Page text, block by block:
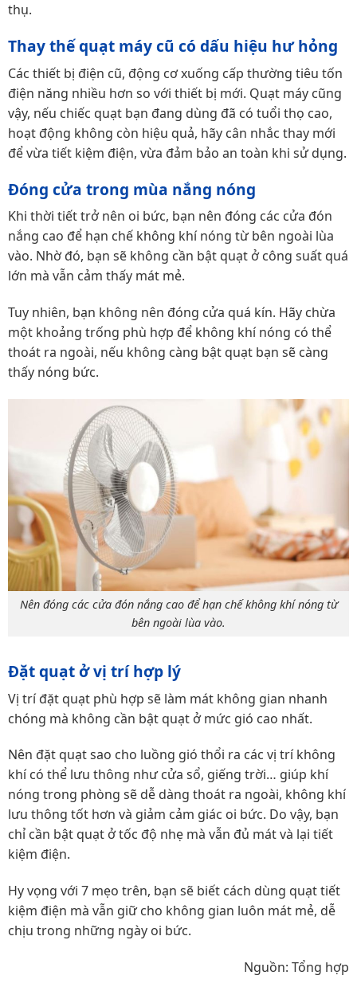
thụ.
Thay thế quạt máy cũ có dấu hiệu hư hỏng
Các thiết bị điện cũ, động cơ xuống cấp thường tiêu tốn
điện năng nhiều hơn so với thiết bị mới. Quạt máy cũng
vậy, nếu chiếc quạt bạn đang dùng đã có tuổi thọ cao,
hoạt động không còn hiệu quả, hãy cân nhắc thay mới
để vừa tiết kiệm điện, vừa đảm bảo an toàn khi sử dụng.
Đóng cửa trong mùa nắng nóng
Khi thời tiết trở nên oi bức, bạn nên đóng các cửa đón
nắng cao để hạn chế không khí nóng từ bên ngoài lùa
vào. Nhờ đó, bạn sẽ không cần bật quạt ở công suất quá
lớn mà vẫn cảm thấy mát mẻ.
Tuy nhiên, bạn không nên đóng cửa quá kín. Hãy chừa
một khoảng trống phù hợp để không khí nóng có thể
thoát ra ngoài, nếu không càng bật quạt bạn sẽ càng
thấy nóng bức.
Nên đóng các cửa đón nắng cao để hạn chế không khí nóng từ
bên ngoài lùa vào.
Đặt quạt ở vị trí hợp lý
Vị trí đặt quạt phù hợp sẽ làm mát không gian nhanh
chóng mà không cần bật quạt ở mức gió cao nhất.
Nên đặt quạt sao cho luồng gió thổi ra các vị trí không
khí có thể lưu thông như cửa sổ, giếng trời… giúp khí
nóng trong phòng sẽ dễ dàng thoát ra ngoài, không khí
lưu thông tốt hơn và giảm cảm giác oi bức. Do vậy, bạn
chỉ cần bật quạt ở tốc độ nhẹ mà vẫn đủ mát và lại tiết
kiệm điện.
Hy vọng với 7 mẹo trên, bạn sẽ biết cách dùng quạt tiết
kiệm điện mà vẫn giữ cho không gian luôn mát mẻ, dễ
chịu trong những ngày oi bức.
Nguồn: Tổng hợp